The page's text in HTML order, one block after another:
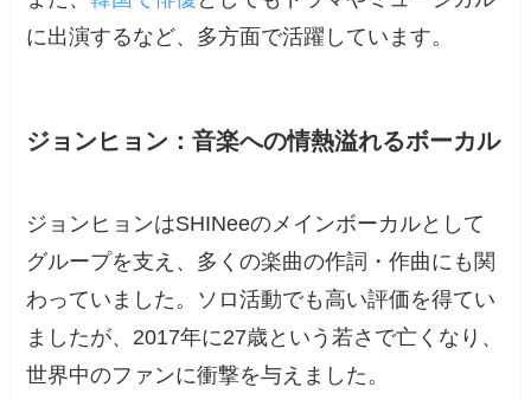
に出演するなど、多方面で活躍しています。
ジョンヒョン：音楽への情熱溢れるボーカル
ジョンヒョンはSHINeeのメインボーカルとして
グループを支え、多くの楽曲の作詞・作曲にも関
わっていました。ソロ活動でも高い評価を得てい
ましたが、2017年に27歳という若さで亡くなり、
世界中のファンに衝撃を与えました。